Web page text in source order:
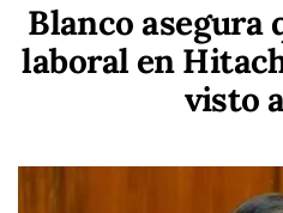
Blanco asegura
laboral en
visto